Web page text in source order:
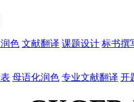
色 文献翻译 课题设计 标书撰
母语化润色 专业文献翻译 开